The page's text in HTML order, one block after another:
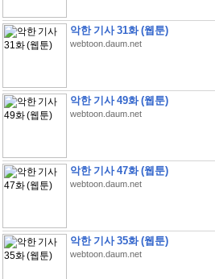
악한 기사 31화 (웹툰)
webtoon.daum.net
악한 기사 49화 (웹툰)
webtoon.daum.net
악한 기사 47화 (웹툰)
webtoon.daum.net
악한 기사 35화 (웹툰)
webtoon.daum.net